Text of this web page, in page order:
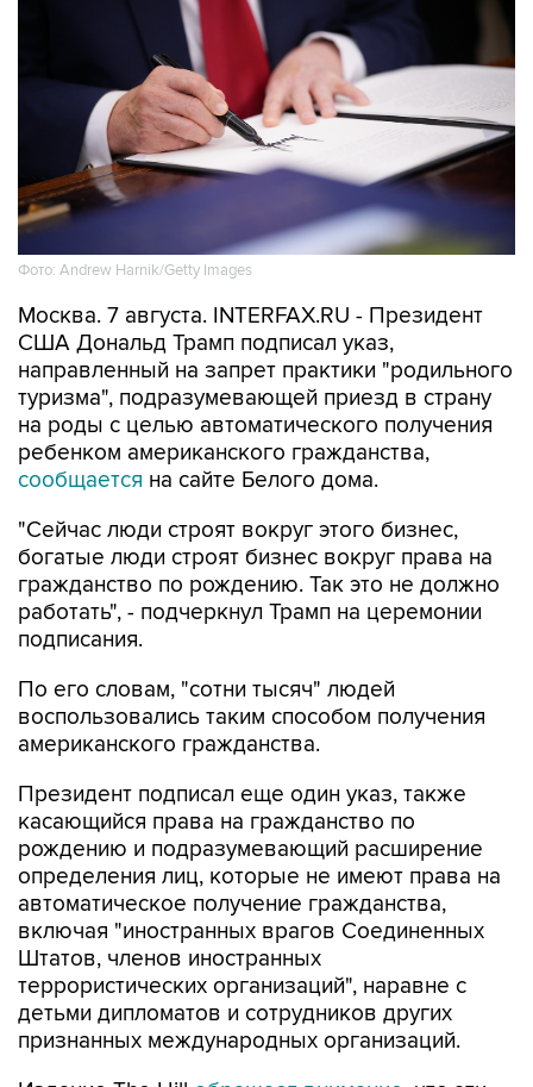
Фото: Andrew Harnik/Getty Images
Москва. 7 августа. INTERFAX.RU - Президент
США Дональд Трамп подписал указ,
направленный на запрет практики "родильного
туризма", подразумевающей приезд в страну
на роды с целью автоматического получения
ребенком американского гражданства,
сообщается на сайте Белого дома.
"Сейчас люди строят вокруг этого бизнес,
богатые люди строят бизнес вокруг права на
гражданство по рождению. Так это не должно
работать", - подчеркнул Трамп на церемонии
подписания.
По его словам, "сотни тысяч" людей
воспользовались таким способом получения
американского гражданства.
Президент подписал еще один указ, также
касающийся права на гражданство по
рождению и подразумевающий расширение
определения лиц, которые не имеют права на
автоматическое получение гражданства,
включая "иностранных врагов Соединенных
Штатов, членов иностранных
террористических организаций", наравне с
детьми дипломатов и сотрудников других
признанных международных организаций.